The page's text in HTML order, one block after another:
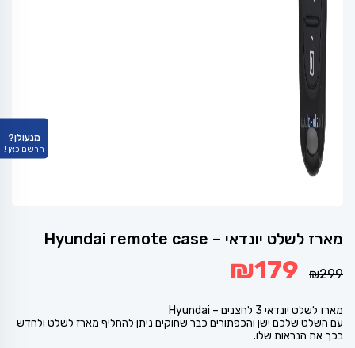
מארז לשלט יונדאי – Hyundai remote case
₪299
המחיר
המקורי
₪179
מארז לשלט יונדאי 3 לחצנים – Hyundai
עם השלט שלכם ישן והכפתורים כבר שחוקים ניתן להחליף מארז לשלט ולחדש
בכך את הנראות שלו.
מנעולן?
הרשם כאן !